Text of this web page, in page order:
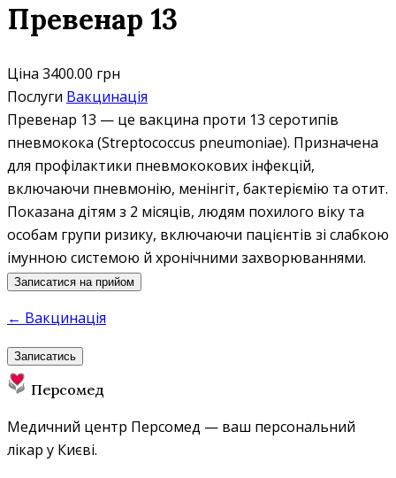
Превенар 13
Ціна 3400.00 грн
Послуги Вакцинація
Превенар 13 — це вакцина проти 13 серотипів
пневмокока (Streptococcus pneumoniae). Призначена
для профілактики пневмококових інфекцій,
включаючи пневмонію, менінгіт, бактеріємію та отит.
Показана дітям з 2 місяців, людям похилого віку та
особам групи ризику, включаючи пацієнтів зі слабкою
імунною системою й хронічними захворюваннями.
Записатися на прийом
← Вакцинація
Записатись
Персомед
Медичний центр Персомед — ваш персональний
лікар у Києві.